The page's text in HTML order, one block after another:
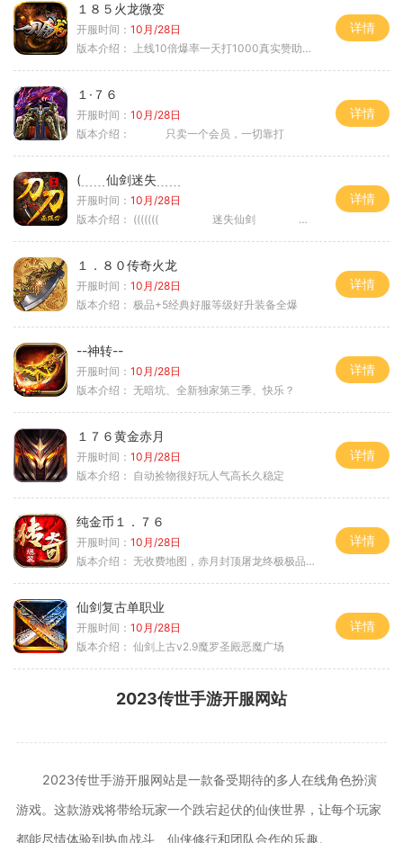
１８５火龙微变
开服时间： 10月/28日
版本介绍：
上线10倍爆率一天打1000真实赞助一夜终
详情
１·７６
开服时间： 10月/28日
版本介绍：
只卖一个会员，一切靠打
详情
(﹍﹍仙剑迷失﹍﹍
开服时间： 10月/28日
版本介绍： ((((((( 迷失仙剑 )))))
详情
１．８０传奇火龙
开服时间： 10月/28日
版本介绍： 极品+5经典好服等级好升装备全爆
详情
--神转--
开服时间： 10月/28日
版本介绍： 无暗坑、全新独家第三季、快乐？
详情
１７６黄金赤月
开服时间： 10月/28日
版本介绍： 自动捡物很好玩人气高长久稳定
详情
纯金币１．７６
开服时间： 10月/28日
版本介绍： 无收费地图，赤月封顶屠龙终极极品＋６
详情
仙剑复古单职业
开服时间： 10月/28日
版本介绍： 仙剑上古v2.9魔罗圣殿恶魔广场
详情
2023传世手游开服网站
2023传世手游开服网站是一款备受期待的多人在线角色扮演
游戏。这款游戏将带给玩家一个跌宕起伏的仙侠世界，让每个玩家
都能尽情体验到热血战斗、仙侠修行和团队合作的乐趣。